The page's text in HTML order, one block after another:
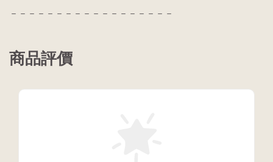
－－－－－－－－－－－－－－－－－－
商品評價